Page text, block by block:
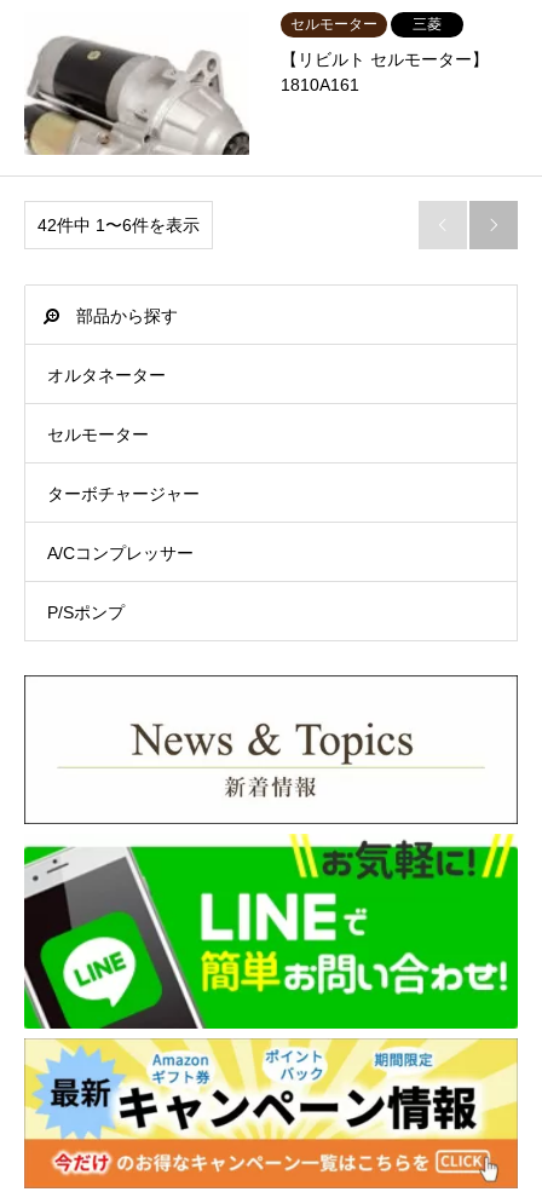
セルモーター 三菱
【リビルト セルモーター】
1810A161
42件中 1〜6件を表示  
部品から探す
オルタネーター
セルモーター
ターボチャージャー
A/Cコンプレッサー
P/Sポンプ